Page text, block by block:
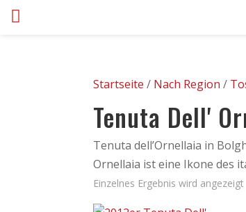
Startseite / Nach Region /
Tenuta Dell'
Tenuta dell’Ornellaia in
Ornellaia ist eine Ikone des
Einzelnes Ergebnis wird angezeigt